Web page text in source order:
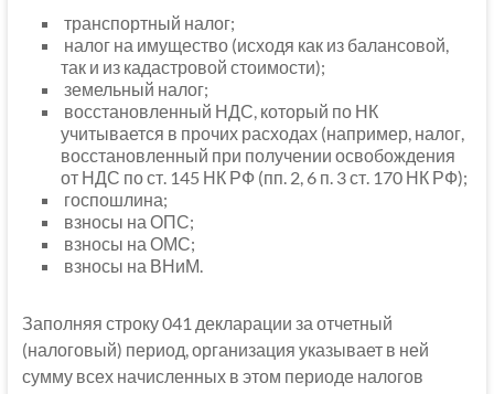
транспортный налог;
налог на имущество (исходя как из балансовой,
так и из кадастровой стоимости);
земельный налог;
восстановленный НДС, который по НК
учитывается в прочих расходах (например, налог,
восстановленный при получении освобождения
от НДС по ст. 145 НК РФ (пп. 2, 6 п. 3 ст. 170 НК РФ);
госпошлина;
взносы на ОПС;
взносы на ОМС;
взносы на ВНиМ.
Заполняя строку 041 декларации за отчетный
(налоговый) период, организация указывает в ней
сумму всех начисленных в этом периоде налогов